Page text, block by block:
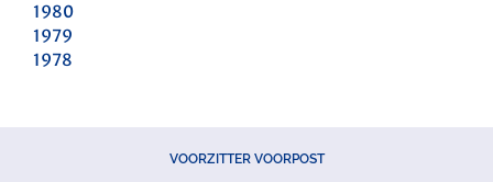
1980
1979
1978
VOORZITTER VOORPOST